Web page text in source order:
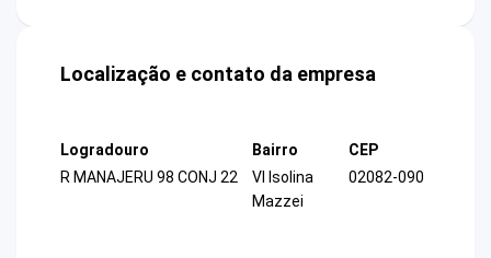
Localização e contato da empresa
Logradouro
R MANAJERU 98 CONJ 22
Bairro
Vl Isolina
Mazzei
CEP
02082-090